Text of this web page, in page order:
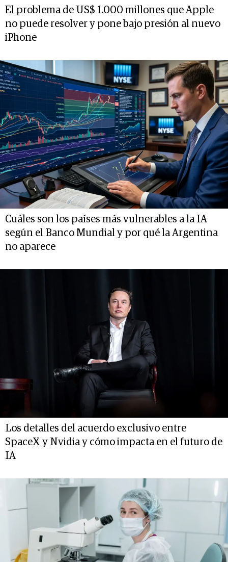
El problema de US$ 1.000 millones que Apple
no puede resolver y pone bajo presión al nuevo
iPhone
Cuáles son los países más vulnerables a la IA
según el Banco Mundial y por qué la Argentina
no aparece
Los detalles del acuerdo exclusivo entre
SpaceX y Nvidia y cómo impacta en el futuro de
IA